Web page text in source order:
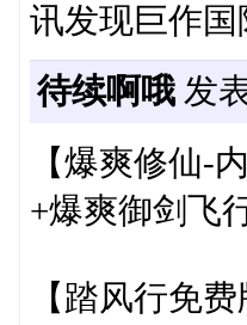
讯发现巨作国
待续啊哦发
【爆爽修仙-
+爆爽御剑飞
【踏风行免